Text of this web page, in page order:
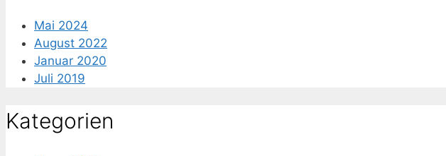
Mai 2024
August 2022
Januar 2020
Juli 2019
Kategorien